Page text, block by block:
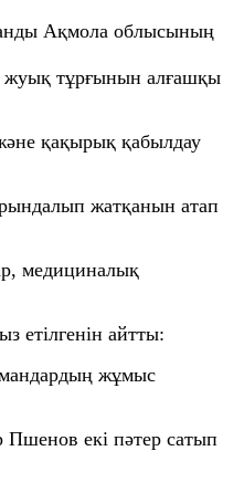
Ақмола облысының
жуық тұрғынын алғашқы
қақырық қабылдау
жатқанын атап
медициналық
етілгенін айтты:
жұмыс
екі пәтер сатып